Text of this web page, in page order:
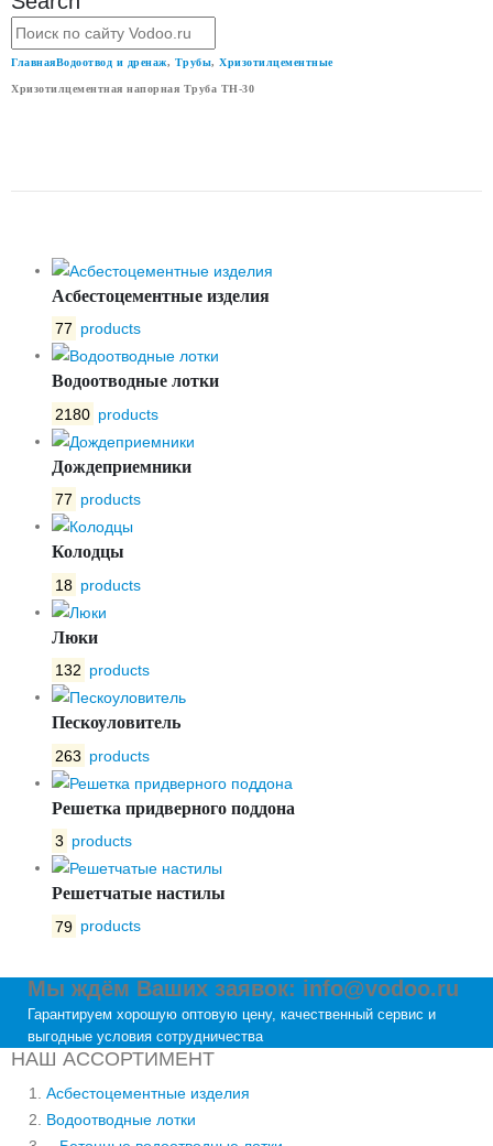
ГлавнаяВодоотвод и дренаж, Трубы, Хризотилцементные
Хризотилцементная напорная Труба ТН-30
Асбестоцементные изделия
77 products
Водоотводные лотки
2180 products
Дождеприемники
77 products
Колодцы
18 products
Люки
132 products
Пескоуловитель
263 products
Решетка придверного поддона
3 products
Решетчатые настилы
79 products
Мы ждём Ваших заявок: info@vodoo.ru
Гарантируем хорошую оптовую цену, качественный сервис и
выгодные условия сотрудничества
НАШ АССОРТИМЕНТ
Асбестоцементные изделия
Водоотводные лотки